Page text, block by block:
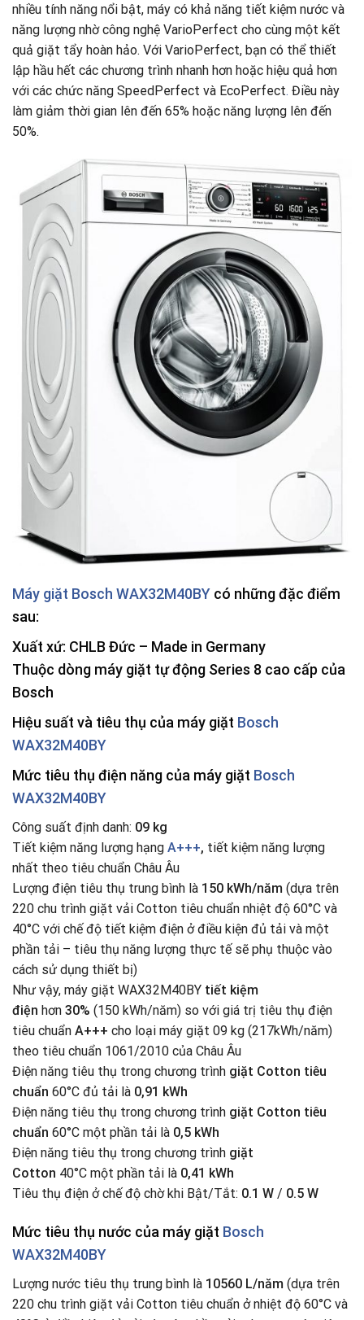
nhiều tính năng nổi bật, máy có khả năng tiết kiệm nước và
năng lượng nhờ công nghệ VarioPerfect cho cùng một kết
quả giặt tẩy hoàn hảo. Với VarioPerfect, bạn có thể thiết
lập hầu hết các chương trình nhanh hơn hoặc hiệu quả hơn
với các chức năng SpeedPerfect và EcoPerfect. Điều này
làm giảm thời gian lên đến 65% hoặc năng lượng lên đến
50%.
Máy giặt Bosch WAX32M40BY có những đặc điểm
sau:
Xuất xứ: CHLB Đức – Made in Germany
Thuộc dòng máy giặt tự động Series 8 cao cấp của
Bosch
Hiệu suất và tiêu thụ của máy giặt Bosch
WAX32M40BY
Mức tiêu thụ điện năng của máy giặt Bosch
WAX32M40BY
Công suất định danh: 09 kg
Tiết kiệm năng lượng hạng A+++, tiết kiệm năng lượng
nhất theo tiêu chuẩn Châu Âu
Lượng điện tiêu thụ trung bình là 150 kWh/năm (dựa trên
220 chu trình giặt vải Cotton tiêu chuẩn nhiệt độ 60°C và
40°C với chế độ tiết kiệm điện ở điều kiện đủ tải và một
phần tải – tiêu thụ năng lượng thực tế sẽ phụ thuộc vào
cách sử dụng thiết bị)
Như vậy, máy giặt WAX32M40BY tiết kiệm
điện hơn 30% (150 kWh/năm) so với giá trị tiêu thụ điện
tiêu chuẩn A+++ cho loại máy giặt 09 kg (217kWh/năm)
theo tiêu chuẩn 1061/2010 của Châu Âu
Điện năng tiêu thụ trong chương trình giặt Cotton tiêu
chuẩn 60°C đủ tải là 0,91 kWh
Điện năng tiêu thụ trong chương trình giặt Cotton tiêu
chuẩn 60°C một phần tải là 0,5 kWh
Điện năng tiêu thụ trong chương trình giặt
Cotton 40°C một phần tải là 0,41 kWh
Tiêu thụ điện ở chế độ chờ khi Bật/Tắt: 0.1 W / 0.5 W
Mức tiêu thụ nước của máy giặt Bosch
WAX32M40BY
Lượng nước tiêu thụ trung bình là 10560 L/năm (dựa trên
220 chu trình giặt vải Cotton tiêu chuẩn ở nhiệt độ 60°C và